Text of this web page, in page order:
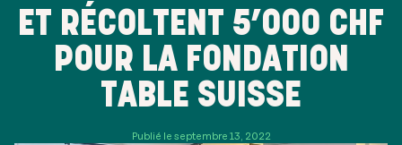
ET RÉCOLTENT 5’000 CHF
POUR LA FONDATION
TABLE SUISSE
Publié le septembre 13, 2022